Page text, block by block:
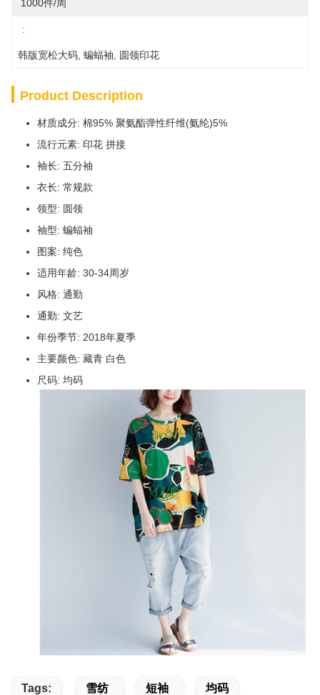
1000件/周
:
韩版宽松大码 蝙蝠袖 圆领印花
Product Description
材质成分: 棉95% 聚氨酯弹性纤维(氨纶)5%
流行元素: 印花 拼接
袖长: 五分袖
衣长: 常规款
领型: 圆领
袖型: 蝙蝠袖
图案: 纯色
适用年龄: 30-34周岁
风格: 通勤
通勤: 文艺
年份季节: 2018年夏季
主要颜色: 藏青 白色
尺码: 均码
Tags: 雪纺 短袖 均码